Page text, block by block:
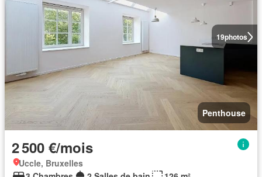
19photos
Penthouse
2 500 €/mois
Uccle, Bruxelles